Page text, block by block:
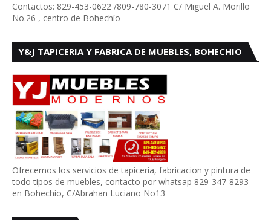
Contactos: 829-453-0622 /809-780-3071 C/ Miguel A. Morillo
No.26 , centro de Bohechío
Y&J TAPICERIA Y FABRICA DE MUEBLES, BOHECHIO
Ofrecemos los servicios de tapiceria, fabricacion y pintura de
todo tipos de muebles, contacto por whatsap 829-347-8293
en Bohechio, C/Abrahan Luciano No13